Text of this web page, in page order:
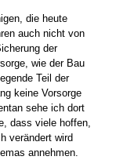
die heute
auch nicht von
der
wie der Bau
Teil der
­keine Vorsorge
sehe ich dort
dass viele hoffen,
verändert wird
annehmen.